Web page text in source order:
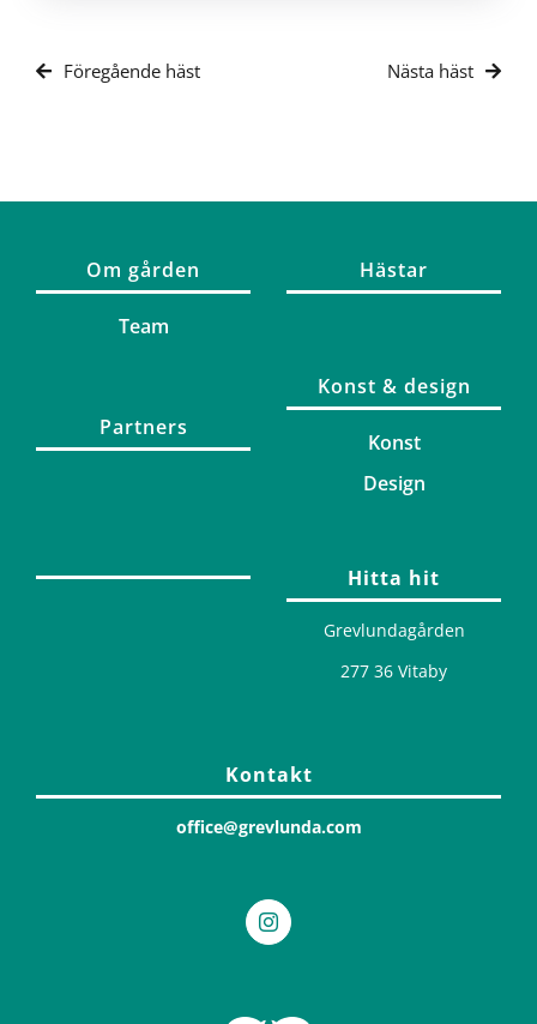
Föregående häst Nästa häst
Om gården
Team
Partners
Hästar
Konst & design
Konst
Design
Hitta hit
Grevlundagården
277 36 Vitaby
Kontakt
office@grevlunda.com